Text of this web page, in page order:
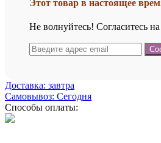
Этот товар в настоящее
Не волнуйтесь! Согласитесь
Доставка: завтра
Самовывоз: Сегодня
Способы оплаты: